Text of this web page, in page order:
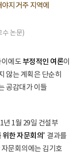
지 거주 지역에
수 논문)
에도부정적인 여론이
않는 계획은 단순히
공감대가 이들
년 1월 29일 건설부
한 자문회의’ 결과를
문회의에는 김기호